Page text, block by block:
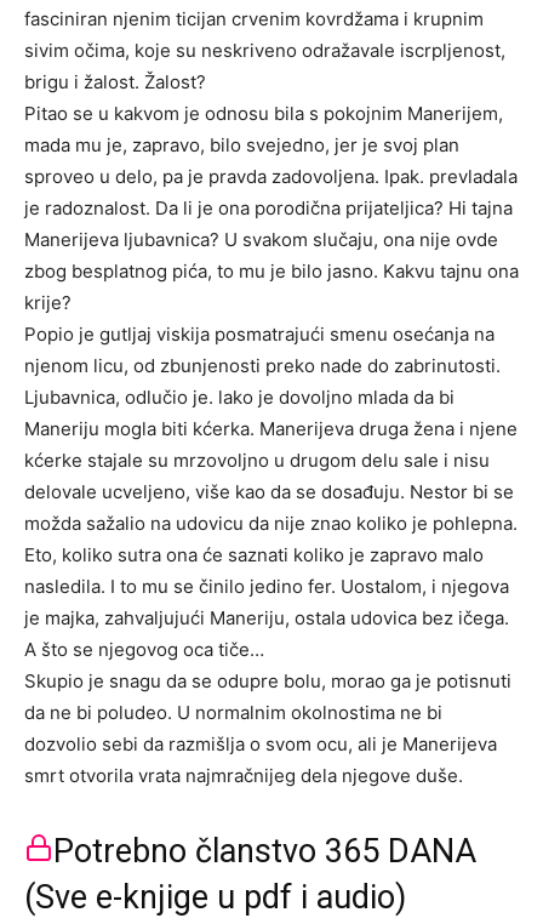
fasciniran njenim ticijan crvenim kovrdžama i krupnim
sivim očima, koje su neskriveno odražavale iscrpljenost,
brigu i žalost. Žalost?
Pitao se u kakvom je odnosu bila s pokojnim Manerijem,
mada mu je, zapravo, bilo svejedno, jer je svoj plan
sproveo u delo, pa je pravda zadovoljena. Ipak. prevladala
je radoznalost. Da li je ona porodična prijateljica? Hi tajna
Manerijeva ljubavnica? U svakom slučaju, ona nije ovde
zbog besplatnog pića, to mu je bilo jasno. Kakvu tajnu ona
krije?
Popio je gutljaj viskija posmatrajući smenu osećanja na
njenom licu, od zbunjenosti preko nade do zabrinutosti.
Ljubavnica, odlučio je. lako je dovoljno mlada da bi
Maneriju mogla biti kćerka. Manerijeva druga žena i njene
kćerke stajale su mrzovoljno u drugom delu sale i nisu
delovale ucveljeno, više kao da se dosađuju. Nestor bi se
možda sažalio na udovicu da nije znao koliko je pohlepna.
Eto, koliko sutra ona će saznati koliko je zapravo malo
nasledila. I to mu se činilo jedino fer. Uostalom, i njegova
je majka, zahvaljujući Maneriju, ostala udovica bez ičega.
A što se njegovog oca tiče…
Skupio je snagu da se odupre bolu, morao ga je potisnuti
da ne bi poludeo. U normalnim okolnostima ne bi
dozvolio sebi da razmišlja o svom ocu, ali je Manerijeva
smrt otvorila vrata najmračnijeg dela njegove duše.
Potrebno članstvo 365 DANA
(Sve e-knjige u pdf i audio)